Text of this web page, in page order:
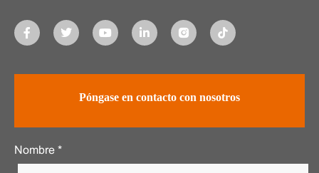
Póngase en contacto con nosotros
Nombre *